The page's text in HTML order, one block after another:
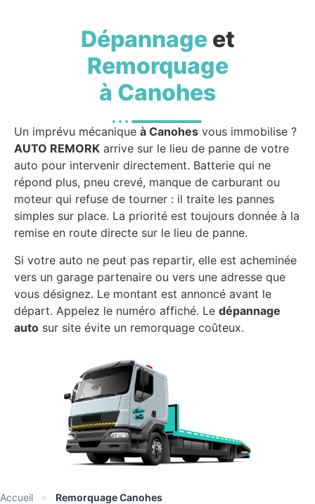
Dépannageet
Remorquage
à Canohes
Un imprévu mécanique à Canohes vous immobilise ?
AUTO REMORK arrive sur le lieu de panne de votre
auto pour intervenir directement. Batterie qui ne
répond plus, pneu crevé, manque de carburant ou
moteur qui refuse de tourner : il traite les pannes
simples sur place. La priorité est toujours donnée à la
remise en route directe sur le lieu de panne.
Si votre auto ne peut pas repartir, elle est acheminée
vers un garage partenaire ou vers une adresse que
vous désignez. Le montant est annoncé avant le
départ. Appelez le numéro affiché. Le dépannage
auto sur site évite un remorquage coûteux.
Accueil » Remorquage Canohes